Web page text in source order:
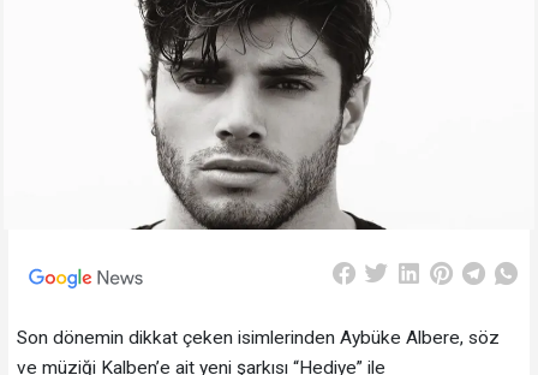
Son dönemin dikkat çeken isimlerinden Aybüke Albere, söz
ve müziği Kalben’e ait yeni şarkısı “Hediye” ile